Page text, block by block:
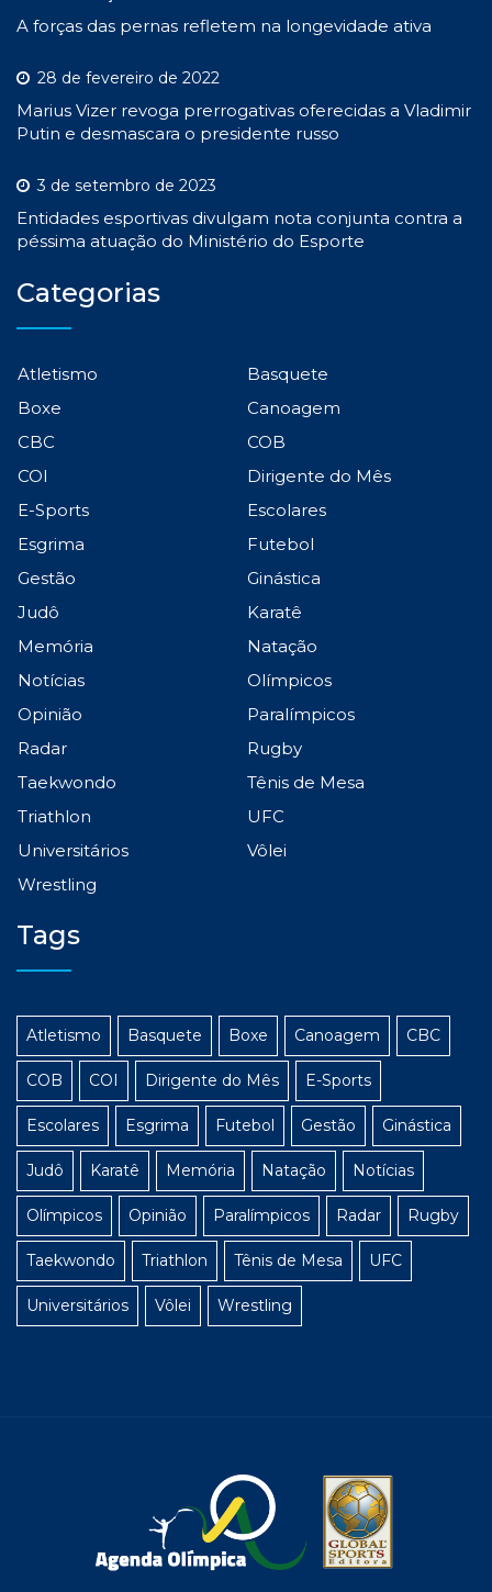
A forças das pernas refletem na longevidade ativa
28 de fevereiro de 2022
Marius Vizer revoga prerrogativas oferecidas a Vladimir
Putin e desmascara o presidente russo
3 de setembro de 2023
Entidades esportivas divulgam nota conjunta contra a
péssima atuação do Ministério do Esporte
Categorias
Atletismo
Basquete
Boxe
Canoagem
CBC
COB
COI
Dirigente do Mês
E-Sports
Escolares
Esgrima
Futebol
Gestão
Ginástica
Judô
Karatê
Memória
Natação
Notícias
Olímpicos
Opinião
Paralímpicos
Radar
Rugby
Taekwondo
Tênis de Mesa
Triathlon
UFC
Universitários
Vôlei
Wrestling
Tags
Atletismo Basquete Boxe Canoagem CBC
COB COI Dirigente do Mês E-Sports
Escolares Esgrima Futebol Gestão Ginástica
Judô Karatê Memória Natação Notícias
Olímpicos Opinião Paralímpicos Radar Rugby
Taekwondo Triathlon Tênis de Mesa UFC
Universitários Vôlei Wrestling